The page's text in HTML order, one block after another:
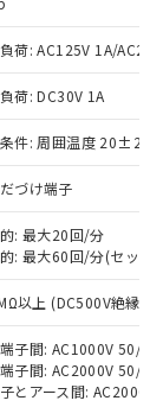
荷: AC125V 1A/
荷: DC30V 1A
件: 周囲温度 20±2℃
づけ端子
: 最大20回/分
: 最大60回/分(セット
以上 (DC500V絶縁抵
子間: AC1000V 50/
子間: AC2000V 50/
とアース間:
質）の
商品で